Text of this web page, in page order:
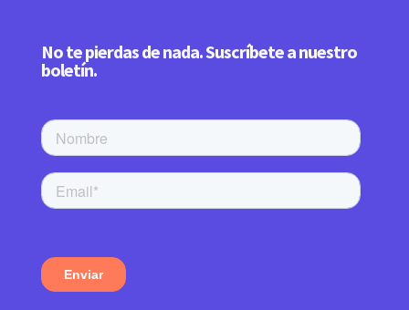
No te pierdas de nada. Suscríbete a nuestro
boletín.